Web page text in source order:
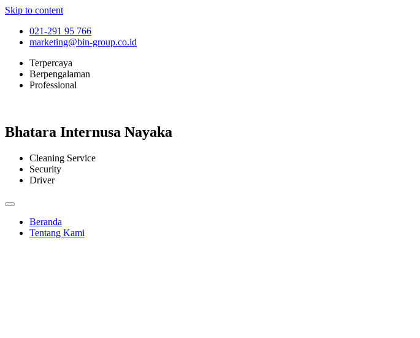
Skip to content
021-291 95 766
marketing@bin-group.co.id
Terpercaya
Berpengalaman
Professional
Bhatara Internusa Nayaka
Cleaning Service
Security
Driver
Beranda
Tentang Kami